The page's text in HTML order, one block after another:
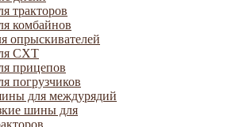
тракторов
комбайнов
опрыскивателей
СХТ
прицепов
погрузчиков
для междурядий
шины для